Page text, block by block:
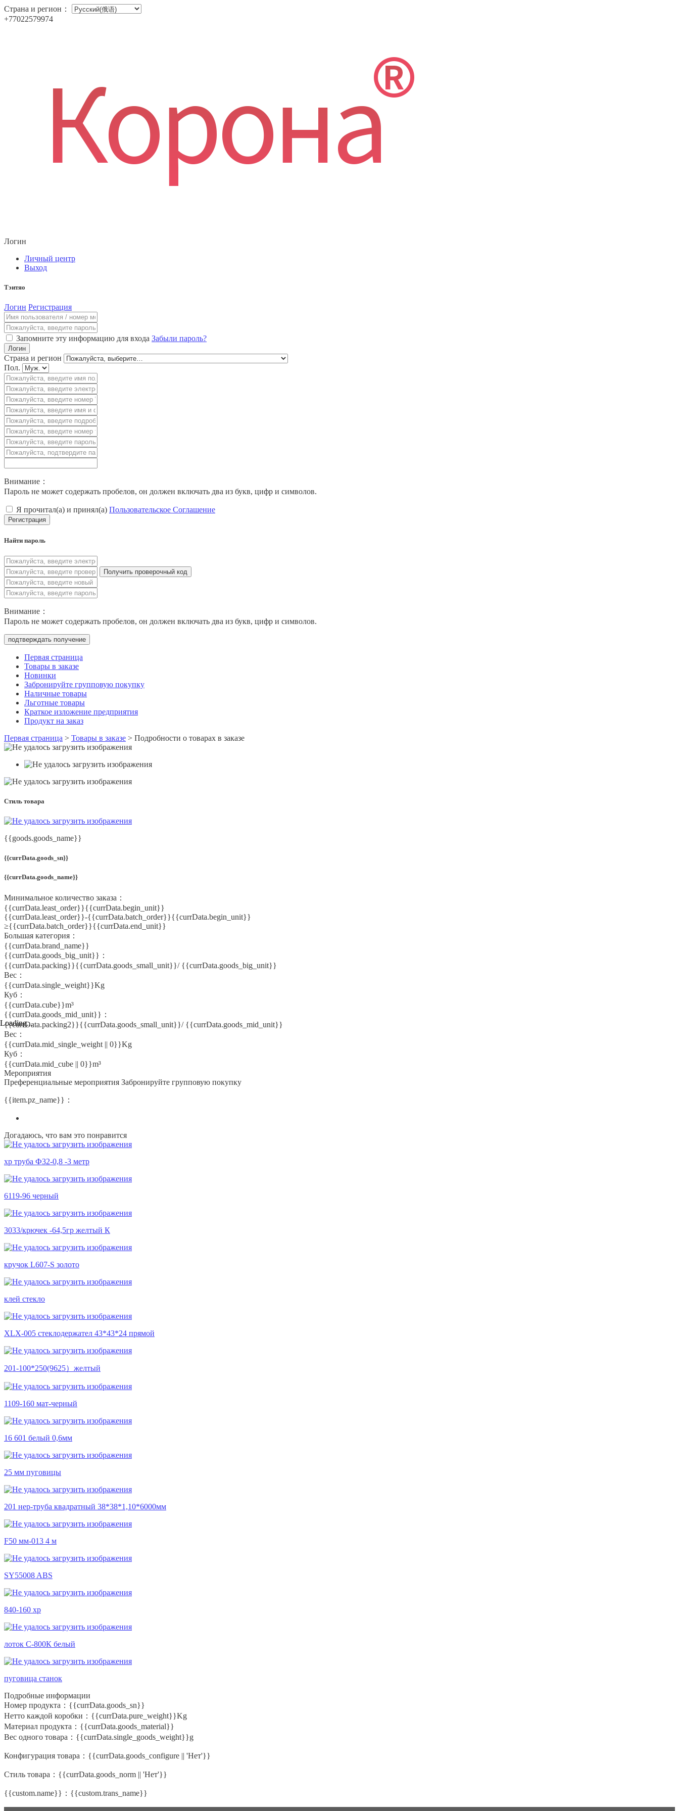
Страна и регион：
+77022579974
Логин
Личный центр
Выход
Тэитяо
Логин Регистрация
Запомните эту информацию для входа Забыли пароль?
Логин
Страна и регион
Пол.
Внимание：
Пароль не может содержать пробелов, он должен включать два из букв, цифр и символов.
Я прочитал(а) и принял(а) Пользовательское Соглашение
Регистрация
Найти пароль
Получить проверочный код
Внимание：
Пароль не может содержать пробелов, он должен включать два из букв, цифр и символов.
подтверждать получение
Первая страница
Товары в заказе
Новинки
Забронируйте групповую покупку
Наличные товары
Льготные товары
Краткое изложение предприятия
Продукт на заказ
Loading...
Первая страница > Товары в заказе > Подробности о товарах в заказе
Стиль товара
{{goods.goods_name}}
{{currData.goods_sn}}
{{currData.goods_name}}
Минимальное количество заказа：
{{currData.least_order}}{{currData.begin_unit}}
{{currData.least_order}}-{{currData.batch_order}}{{currData.begin_unit}}
≥{{currData.batch_order}}{{currData.end_unit}}
Большая категория：
{{currData.brand_name}}
{{currData.goods_big_unit}}：
{{currData.packing}}{{currData.goods_small_unit}}/ {{currData.goods_big_unit}}
Вес：
{{currData.single_weight}}Kg
Куб：
{{currData.cube}}m³
{{currData.goods_mid_unit}}：
{{currData.packing2}}{{currData.goods_small_unit}}/ {{currData.goods_mid_unit}}
Вес：
{{currData.mid_single_weight || 0}}Kg
Куб：
{{currData.mid_cube || 0}}m³
Мероприятия
Преференциальные мероприятия Забронируйте групповую покупку
{{item.pz_name}}：
Догадаюсь, что вам это понравится
хр труба Ф32-0,8 -3 метр
6119-96 черный
3033/крючек -64,5гр желтый К
кручок L607-S золото
клей стекло
XLX-005 стеклодержател 43*43*24 прямой
201-100*250(9625）желтый
1109-160 мат-черный
16 601 белый 0,6мм
25 мм пуговицы
201 нер-труба квадратный 38*38*1,10*6000мм
F50 мм-013 4 м
SY55008 ABS
840-160 хр
лоток С-800К белый
пуговица станок
Подробные информации
Номер продукта： {{currData.goods_sn}}
Нетто каждой коробки： {{currData.pure_weight}}Kg
Материал продукта： {{currData.goods_material}}
Вес одного товара： {{currData.single_goods_weight}}g
Конфигурация товара： {{currData.goods_configure || 'Нет'}}
Стиль товара： {{currData.goods_norm || 'Нет'}}
{{custom.name}}： {{custom.trans_name}}